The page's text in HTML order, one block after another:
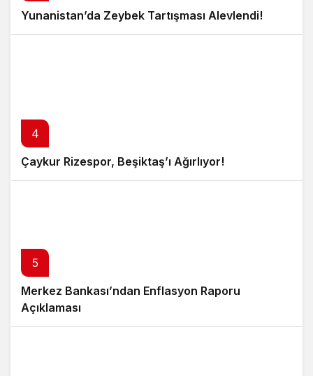
Yunanistan’da Zeybek Tartışması Alevlendi!
4
Çaykur Rizespor, Beşiktaş’ı Ağırlıyor!
5
Merkez Bankası’ndan Enflasyon Raporu
Açıklaması